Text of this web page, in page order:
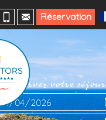
Réservation
Réservez votre séjour